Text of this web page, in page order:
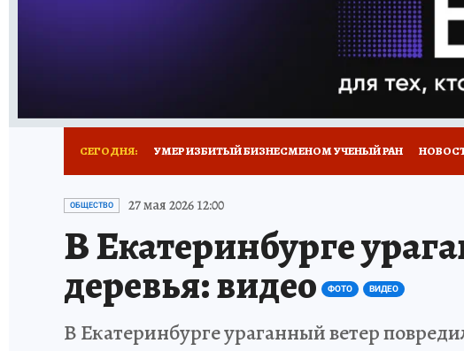
НОВОЕ НА САЙТЕ
СЕГОДНЯ: УМЕР ИЗБИТЫЙ БИЗНЕСМЕНОМ УЧЕНЫЙ РАН
ЗАПОВЕДНАЯ РОССИЯ
ОБЩЕСТВО 27 мая 2026 12:00
В Екатеринбурге
деревья: видео ФОТО ВИДЕО
В Екатеринбурге ураганный ветер